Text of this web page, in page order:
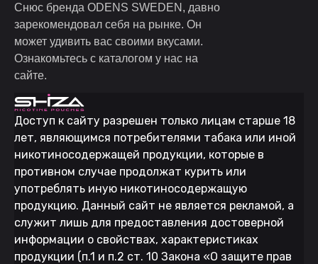
Снюс бренда ODENS SWEDEN, давно
зарекомендовал себя на рынке. Он
может удивить вас своими вкусами.
Ознакомьтесь с каталогом у нас на
сайте.
Доступ к сайту разрешен только лицам старше 18
лет, являющимся потребителями табака или иной
никотиносодержащей продукции, которые в
противном случае продолжат курить или
употреблять иную никотиносодержащую
продукцию. Данный сайт не является рекламой, а
служит лишь для предоставления достоверной
информации о свойствах, характеристиках
продукции (п.1 и п.2 ст. 10 Закона «О защите прав